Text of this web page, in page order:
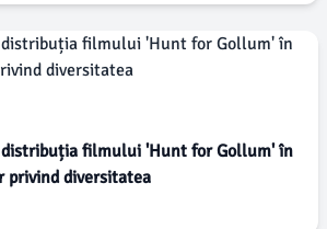
distribuția filmului 'Hunt for Gollum' în
diversitatea